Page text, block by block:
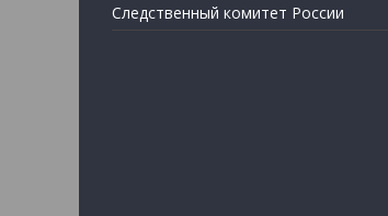
Следственный комитет России